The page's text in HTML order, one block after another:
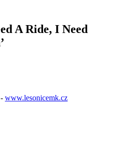
A Ride, I Need
www.lesonicemk.cz